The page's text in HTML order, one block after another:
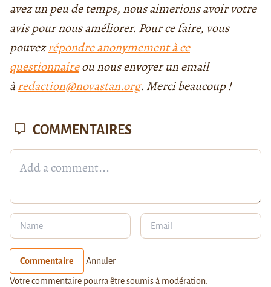
avez un peu de temps, nous aimerions avoir votre
avis pour nous améliorer. Pour ce faire, vous
pouvezrépondre anonymement à ce
questionnaireou nous envoyer un email
àredaction@novastan.org. Merci beaucoup !
COMMENTAIRES
Commentaire Annuler
Votre commentaire pourra être soumis à modération.